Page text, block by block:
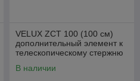
VELUX ZCT 100 (100 см)
дополнительный элемент к
телескопическому стержню
В наличии